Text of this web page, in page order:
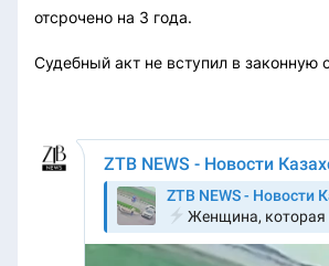
отсрочено на 3 года.
Судебный акт не вступил в законную